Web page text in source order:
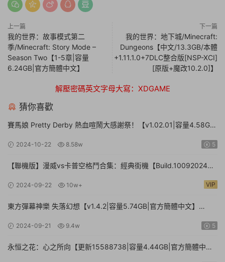
上一篇
我的世界：故事模式第二
季/Minecraft: Story Mode –
Season Two【1-5章|容量
6.24GB|官方簡體中文】
下一篇
我的世界：地下城/Minecraft:
Dungeons【中文/13.3GB/本體
+1.11.1.0+7DLC整合版[NSP-XCI]
[原版+魔改10.2.0]】
解壓密碼英文字母大寫：XDGAME
猜你喜歡
賽馬娘 Pretty Derby 熱血喧鬧大感謝祭！【v1.02.01|容量4.58GB|
2024-10-22 8.58w 5
【聯機版】漫威vs卡普空格鬥合集：經典街機【Build.10092024聯
Collection: Arcade Classics
2024-09-22 10w+ VIP
東方彈幕神樂 失落幻想【v1.4.2|容量5.74GB|官方簡體中文】
2024-09-21 9.4w 5
永恒之花：心之所向【更新15588738|容量4.44GB|官方簡體中